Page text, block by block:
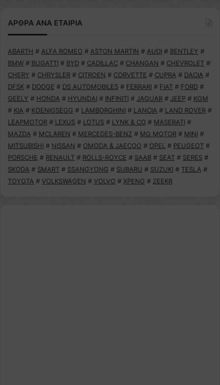
ΑΡΘΡΑ ΑΝΑ ΕΤΑΙΡΙΑ
ABARTH # ALFA ROMEO # ASTON MARTIN # AUDI # BENTLEY #
BMW # BUGATTI # BYD # CADILLAC # CHANGAN # CHEVROLET #
CHERY # CHRYSLER # CITROEN # CORVETTE # CUPRA # DACIA #
DFSK # DODGE # DS AUTOMOBILES # FERRARI # FIAT # FORD #
GEELY # HONDA # HYUNDAI # INFINITI # JAGUAR # JEEP # KGM
# KIA # KOENIGSEGG # LAMBORGHINI # LANCIA # LAND ROVER #
LEAPMOTOR # LEXUS # LOTUS # LYNK & CO # MASERATI #
MAZDA # MCLAREN # MERCEDES-BENZ # MG MOTOR # MINI #
MITSUBISHI # NISSAN # OMODA & JAECOO # OPEL # PEUGEOT #
PORSCHE # RENAULT # ROLLS-ROYCE # SAAB # SEAT # SERES #
SKODA # SMART # SSANGYONG # SUBARU # SUZUKI # TESLA #
TOYOTA # VOLKSWAGEN # VOLVO # XPENG # ZEEKR